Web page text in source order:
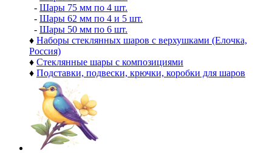
- Шары 75 мм по 4 шт.
- Шары 62 мм по 4 и 5 шт.
- Шары 50 мм по 6 шт.
♦ Наборы стеклянных шаров с верхушками (Елочка,
Россия)
♦ Стеклянные шары с композициями
♦ Подставки, подвески, крючки, коробки для шаров